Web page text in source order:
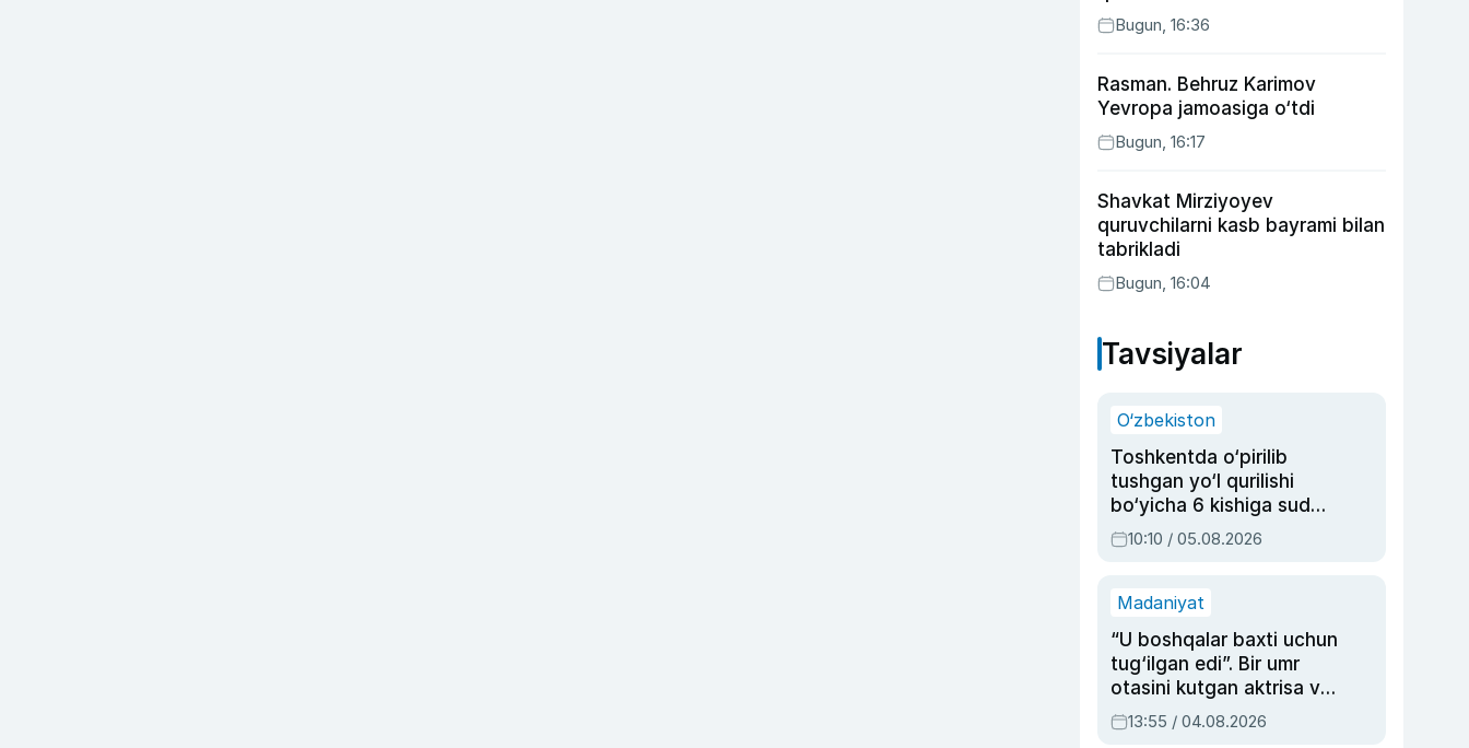
Bugun, 16:36
Rasman. Behruz Karimov
Yevropa jamoasiga o‘tdi
Bugun, 16:17
Shavkat Mirziyoyev
quruvchilarni kasb bayrami bilan
tabrikladi
Bugun, 16:04
Tavsiyalar
O‘zbekiston
Toshkentda o‘pirilib
tushgan yo‘l qurilishi
bo‘yicha 6 kishiga sud
hukmi o‘qildi
10:10 / 05.08.2026
Madaniyat
“U boshqalar baxti uchun
tug‘ilgan edi”. Bir umr
otasini kutgan aktrisa va
dublyaj ustasi Rimma
Ahmedovaning
13:55 / 04.08.2026